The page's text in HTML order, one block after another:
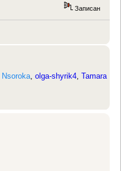
Записан
Nsoroka ,olga-shyrik4 ,Tamara